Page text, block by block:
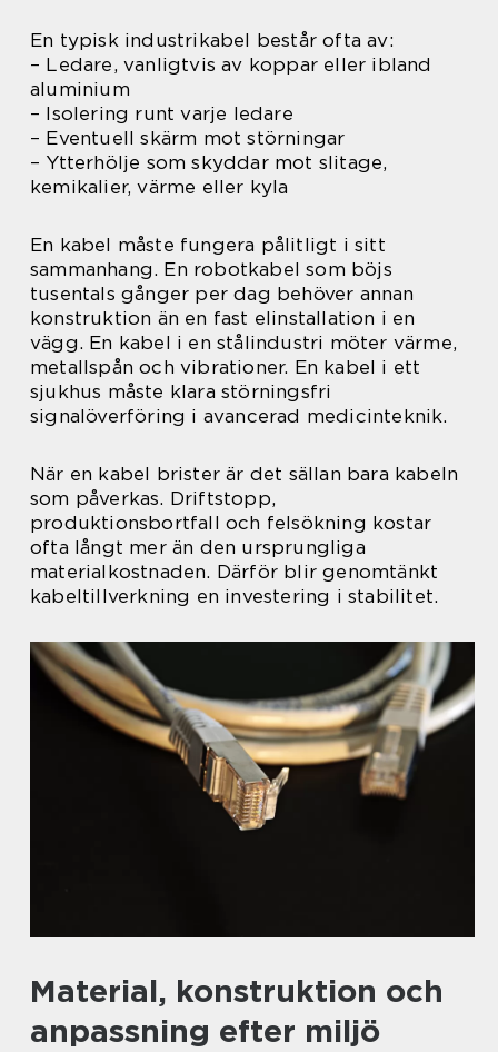
En typisk industrikabel består ofta av:
– Ledare, vanligtvis av koppar eller ibland
aluminium
– Isolering runt varje ledare
– Eventuell skärm mot störningar
– Ytterhölje som skyddar mot slitage,
kemikalier, värme eller kyla
En kabel måste fungera pålitligt i sitt
sammanhang. En robotkabel som böjs
tusentals gånger per dag behöver annan
konstruktion än en fast elinstallation i en
vägg. En kabel i en stålindustri möter värme,
metallspån och vibrationer. En kabel i ett
sjukhus måste klara störningsfri
signalöverföring i avancerad medicinteknik.
När en kabel brister är det sällan bara kabeln
som påverkas. Driftstopp,
produktionsbortfall och felsökning kostar
ofta långt mer än den ursprungliga
materialkostnaden. Därför blir genomtänkt
kabeltillverkning en investering i stabilitet.
Material, konstruktion och
anpassning efter miljö